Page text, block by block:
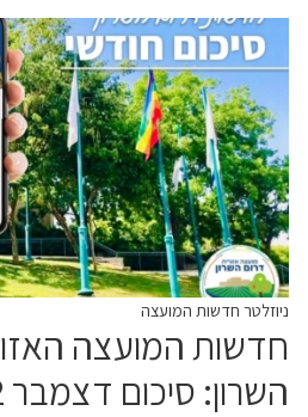
ניוזלטר חדשות המועצה
חדשות המועצה
השרון: סיכום דצמבר 2022